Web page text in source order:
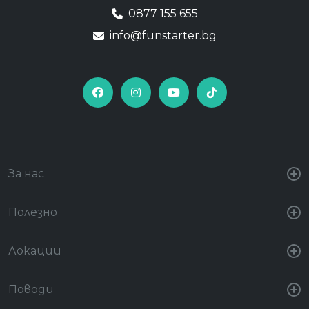
0877 155 655
info@funstarter.bg
За нас
Полезно
Локации
Поводи